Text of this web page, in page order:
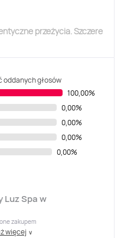
przeżycia. Szczere
oddanych głosów
100,00%
0,00%
0,00%
0,00%
0,00%
Luz Spa w
zakupem
więcej ∨